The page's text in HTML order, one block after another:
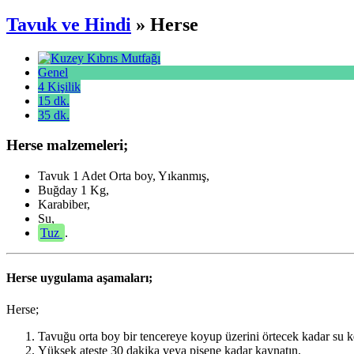
Tavuk ve Hindi » Herse
Genel
4 Kişilik
15 dk.
35 dk.
Herse malzemeleri;
Tavuk 1 Adet Orta boy, Yıkanmış,
Buğday 1 Kg,
Karabiber,
Su,
Tuz .
Herse uygulama aşamaları;
Herse;
Tavuğu orta boy bir tencereye koyup üzerini örtecek kadar su
Yüksek ateşte 30 dakika veya pişene kadar kaynatın.